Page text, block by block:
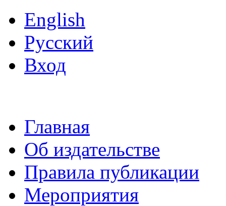
English
Русский
Вход
Главная
Об издательстве
Правила публикации
Мероприятия